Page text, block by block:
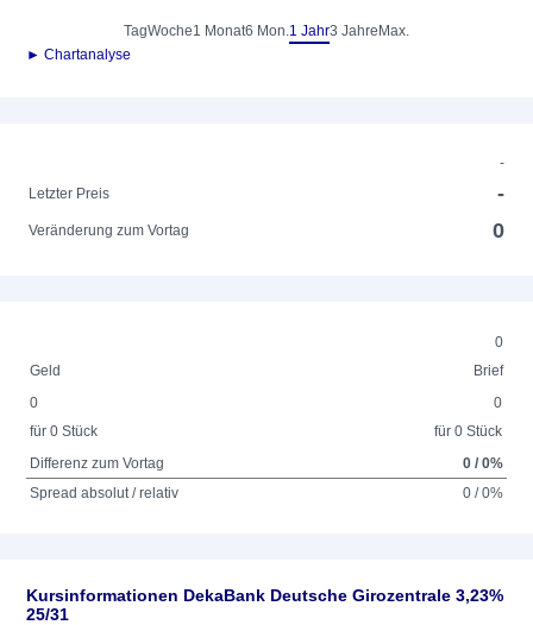
TagWoche1 Monat6 Mon.1 Jahr3 Jahre Max.
► Chartanalyse
-
Letzter Preis
-
Veränderung zum Vortag 0
0
Geld
Brief
0
für 0 Stück
0
für 0 Stück
Differenz zum Vortag
0 / 0%
Spread absolut / relativ
0 / 0%
Kursinformationen DekaBank Deutsche Girozentrale 3,23%
25/31